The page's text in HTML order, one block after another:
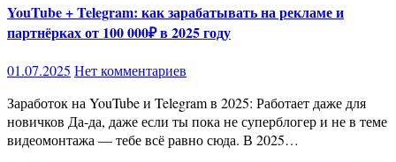
YouTube + Telegram: как зарабатывать на рекламе и
партнёрках от 100 000₽ в 2025 году
01.07.2025 Нет комментариев
Заработок на YouTube и Telegram в 2025: Работает даже для
новичков Да-да, даже если ты пока не суперблогер и не в теме
видеомонтажа — тебе всё равно сюда. В 2025…